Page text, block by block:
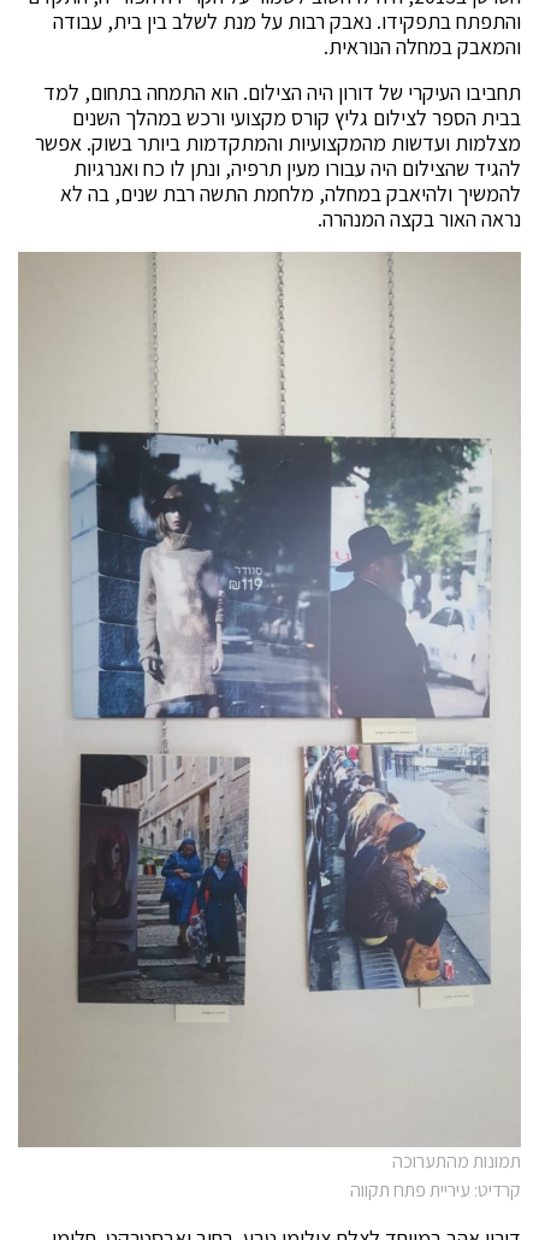
והתפתח בתפקידו. נאבק רבות על מנת לשלב בין בית, עבודה
והמאבק במחלה הנוראית.
תחביבו העיקרי של דורון היה הצילום. הוא התמחה בתחום, למד
בבית הספר לצילום גליץ קורס מקצועי ורכש במהלך השנים
מצלמות ועדשות מהמקצועיות והמתקדמות ביותר בשוק. אפשר
להגיד שהצילום היה עבורו מעין תרפיה, ונתן לו כח ואנרגיות
להמשיך ולהיאבק במחלה, מלחמת התשה רבת שנים, בה לא
נראה האור בקצה המנהרה.
תמונות מהתערוכה
קרדיט: עיריית פתח תקווה